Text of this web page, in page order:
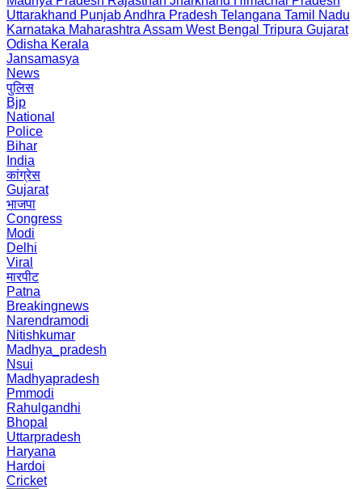
Uttarakhand PunjabAndhra Pradesh Telangana Tamil Nadu
Karnataka Maharashtra Assam West Bengal Tripura Gujarat
Odisha Kerala
Jansamasya
News
पुलिस
Bjp
National
Police
Bihar
India
कांग्रेस
Gujarat
भाजपा
Congress
Modi
Delhi
Viral
मारपीट
Patna
Breakingnews
Narendramodi
Nitishkumar
Madhya_pradesh
Nsui
Madhyapradesh
Pmmodi
Rahulgandhi
Bhopal
Uttarpradesh
Haryana
Hardoi
Cricket